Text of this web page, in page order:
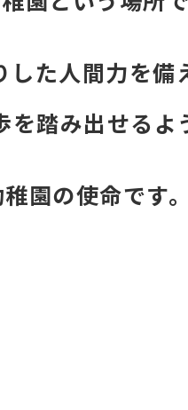
した人間力を備
を踏み出せる
園の使命です